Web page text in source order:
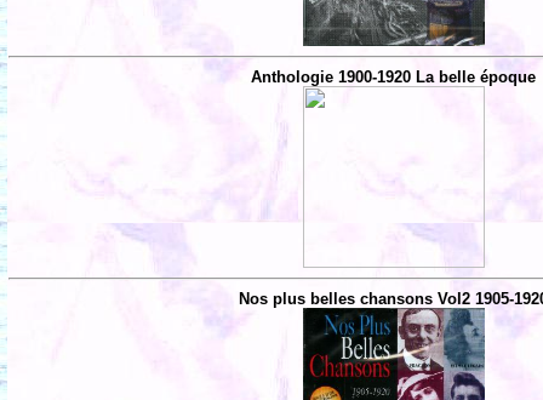
Anthologie 1900-1920 La belle époque
Nos plus belles chansons Vol2 1905-